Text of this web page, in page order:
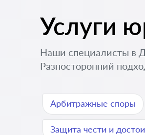
Услуги
Наши специалисты в
Разносторонний
Арбитражные споры
Защита чести и